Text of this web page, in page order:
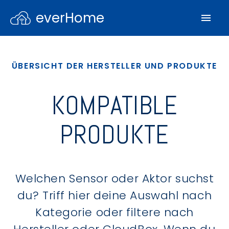
everHome
ÜBERSICHT DER HERSTELLER UND PRODUKTE
KOMPATIBLE
PRODUKTE
Welchen Sensor oder Aktor suchst
du? Triff hier deine Auswahl nach
Kategorie oder filtere nach